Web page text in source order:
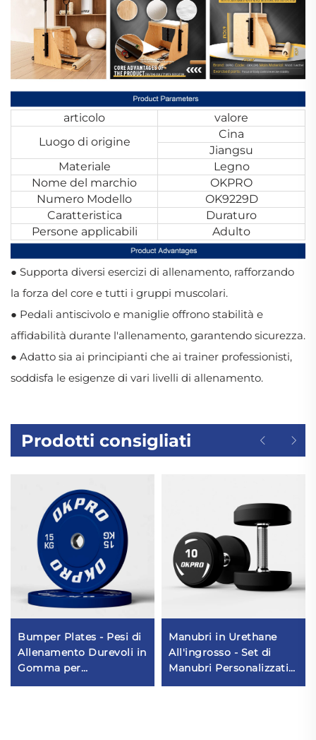
articolo
valore
Luogo di origine
Cina
Jiangsu
Materiale
Legno
Nome del marchio
OKPRO
Numero Modello
OK9229D
Caratteristica
Duraturo
Persone applicabili
Adulto
● Supporta diversi esercizi di allenamento, rafforzando
la forza del core e tutti i gruppi muscolari.
● Pedali antiscivolo e maniglie offrono stabilità e
affidabilità durante l'allenamento, garantendo sicurezza.
● Adatto sia ai principianti che ai trainer professionisti,
soddisfa le esigenze di vari livelli di allenamento.
Prodotti consigliati
Bumper Plates - Pesi di
Allenamento Durevoli in
Gomma per
Attrezzature per
Manubri in Urethane
All'ingrosso - Set di
Manubri Personalizzati
per Palestre